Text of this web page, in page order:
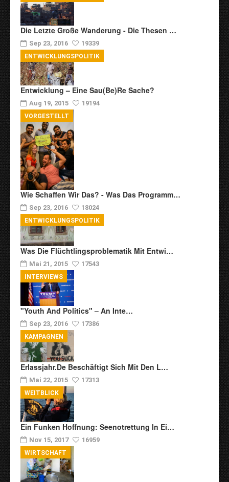
Die Letzte Große Wanderung - Die Thesen …
Sep 23, 2016 19339
Entwicklung – Eine Sau(be)re Sache?
Aug 19, 2015 19194
ENTWICKLUNGSPOLITIK
Wie Schaffen Wir Das? - Was Das Programm…
Sep 23, 2016 18024
VORGESTELLT
Was Die Flüchtlingsproblematik Mit Entwi…
Mai 21, 2015 17543
ENTWICKLUNGSPOLITIK
"Youth And Politics" – An Inte…
Sep 23, 2016 17386
INTERVIEWS
Erlassjahr.de Beschäftigt Sich Mit Den L…
Mai 22, 2015 17313
KAMPAGNEN
Ein Funken Hoffnung: Seenotrettung In Ei…
Nov 15, 2017 16959
WEITBLICK
WIRTSCHAFT